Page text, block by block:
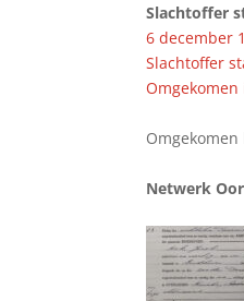
Slachtoffer
6 december
Slachtoffer
Netwerk